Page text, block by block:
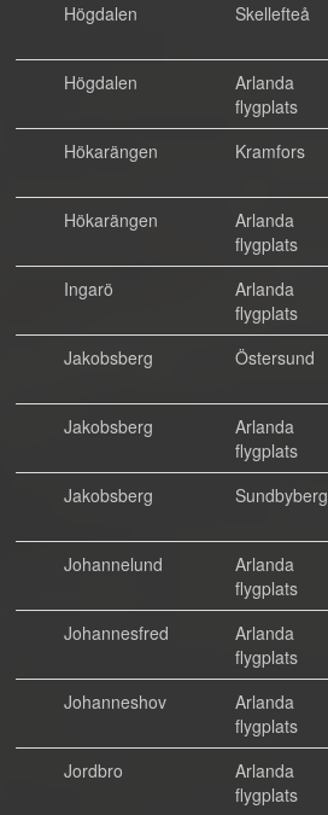
Högdalen
Skellefteå
Högdalen
Arlanda
flygplats
Hökarängen
Kramfors
Hökarängen
Arlanda
flygplats
Ingarö
Arlanda
flygplats
Jakobsberg
Östersund
Jakobsberg
Arlanda
flygplats
Jakobsberg
Sundbyberg
Johannelund
Arlanda
flygplats
Johannesfred
Arlanda
flygplats
Johanneshov
Arlanda
flygplats
Jordbro
Arlanda
flygplats